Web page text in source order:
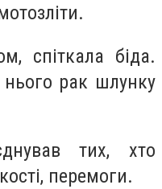
спіткала біда.
нього рак шлунку
тих, хто
перемоги.